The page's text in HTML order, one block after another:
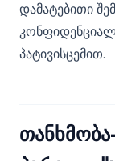
დამატებითი
პატივისცემით.